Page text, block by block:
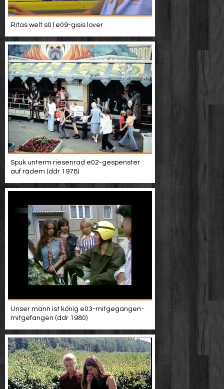
Ritas welt s01e09-gisis lover
Spuk unterm riesenrad e02-gespenster
auf rädern (ddr 1978)
Unser mann ist könig e03-mitgegangen-
mitgefangen (ddr 1980)